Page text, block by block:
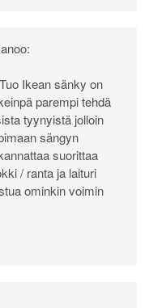
Ikean sänky on
parempi tehdä
tyynyistä jolloin
sängyn
suorittaa
/ ranta ja laituri
ominkin voimin